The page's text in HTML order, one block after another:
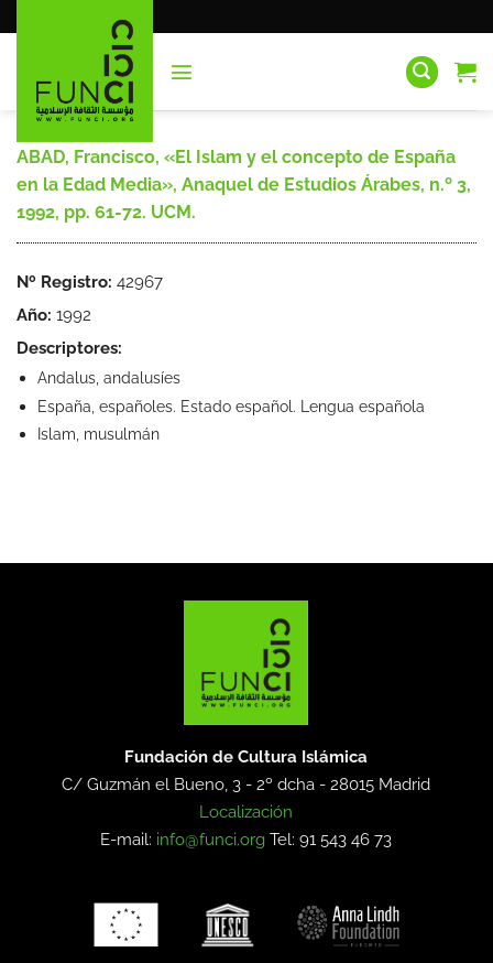
al
ABAD, Francisco, «El Islam y el concepto de España
en la Edad Media», Anaquel de Estudios Árabes, n.º 3,
1992, pp. 61-72. UCM.
Nº Registro: 42967
Año: 1992
Descriptores:
Andalus, andalusíes
España, españoles. Estado español. Lengua española
Islam, musulmán
Fundación de Cultura Islámica
C/ Guzmán el Bueno, 3 - 2º dcha -28015 Madrid
Localización
E-mail: info@funci.org Tel: 91 543 46 73